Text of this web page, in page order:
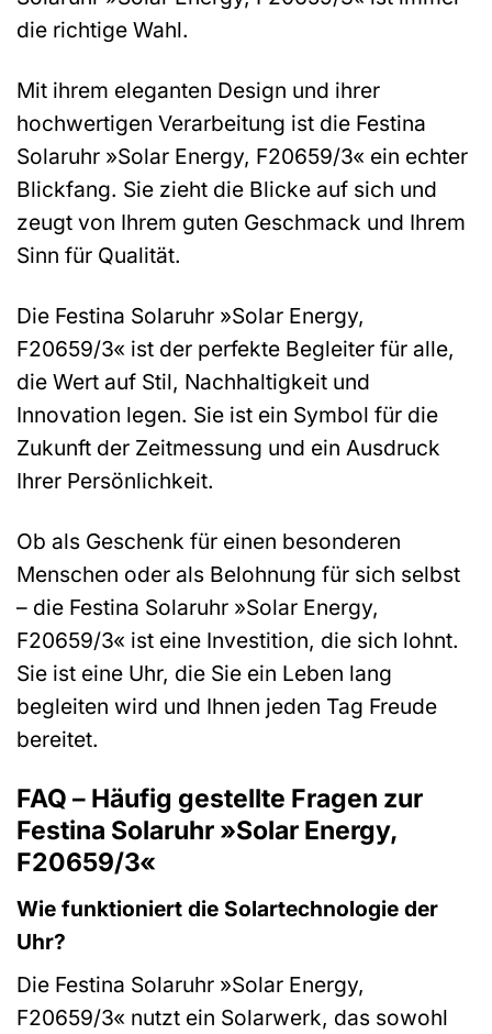
die richtige Wahl.
Mit ihrem eleganten Design und ihrer
hochwertigen Verarbeitung ist die Festina
Solaruhr »Solar Energy, F20659/3« ein echter
Blickfang. Sie zieht die Blicke auf sich und
zeugt von Ihrem guten Geschmack und Ihrem
Sinn für Qualität.
Die Festina Solaruhr »Solar Energy,
F20659/3« ist der perfekte Begleiter für alle,
die Wert auf Stil, Nachhaltigkeit und
Innovation legen. Sie ist ein Symbol für die
Zukunft der Zeitmessung und ein Ausdruck
Ihrer Persönlichkeit.
Ob als Geschenk für einen besonderen
Menschen oder als Belohnung für sich selbst
– die Festina Solaruhr »Solar Energy,
F20659/3« ist eine Investition, die sich lohnt.
Sie ist eine Uhr, die Sie ein Leben lang
begleiten wird und Ihnen jeden Tag Freude
bereitet.
FAQ – Häufig gestellte Fragen zur
Festina Solaruhr »Solar Energy,
F20659/3«
Wie funktioniert die Solartechnologie der
Uhr?
Die Festina Solaruhr »Solar Energy,
F20659/3« nutzt ein Solarwerk, das sowohl